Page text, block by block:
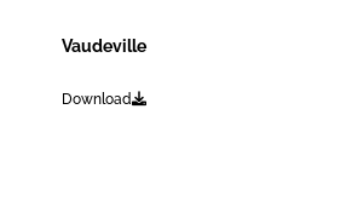
Vaudeville
Download